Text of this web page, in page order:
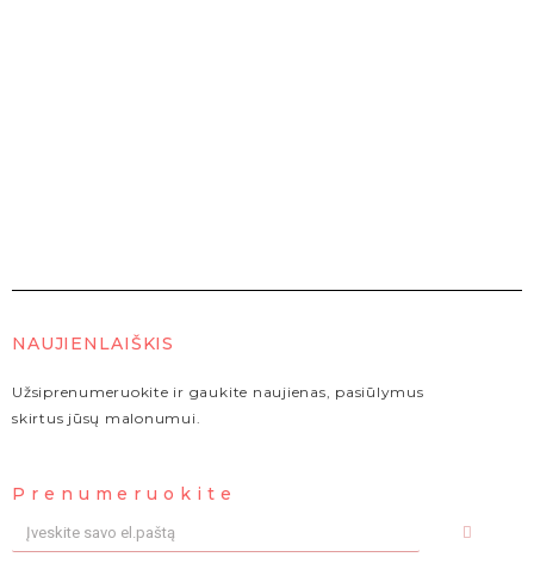
NAUJIENLAIŠKIS
Užsiprenumeruokite ir gaukite naujienas, pasiūlymus
skirtus jūsų malonumui.
Prenumeruokite